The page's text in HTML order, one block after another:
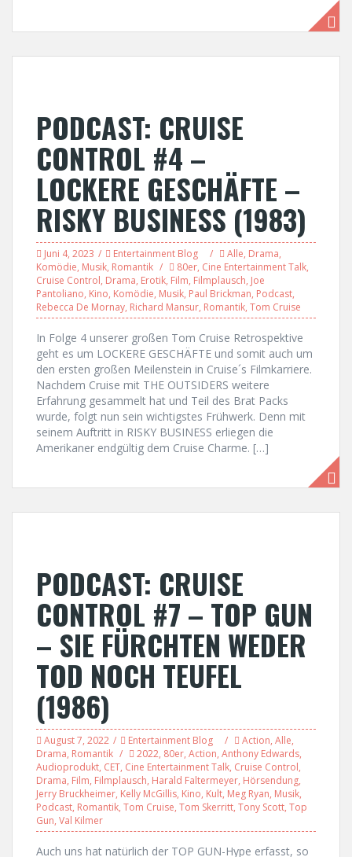
PODCAST: CRUISE
CONTROL #4 –
LOCKERE GESCHÄFTE –
RISKY BUSINESS (1983)
Juni 4, 2023 Entertainment Blog Alle, Drama,
Komödie, Musik, Romantik 80er, Cine Entertainment Talk,
Cruise Control, Drama, Erotik, Film, Filmplausch, Joe
Pantoliano, Kino, Komödie, Musik, Paul Brickman, Podcast,
Rebecca De Mornay, Richard Mansur, Romantik, Tom Cruise
In Folge 4 unserer großen Tom Cruise Retrospektive
geht es um LOCKERE GESCHÄFTE und somit auch um
den ersten großen Meilenstein in Cruise´s Filmkarriere.
Nachdem Cruise mit THE OUTSIDERS weitere
Erfahrung gesammelt hat und Teil des Brat Packs
wurde, folgt nun sein wichtigstes Frühwerk. Denn mit
seinem Auftritt in RISKY BUSINESS erliegen die
Amerikaner endgültig dem Cruise Charme. […]
PODCAST: CRUISE
CONTROL #7 – TOP GUN
– SIE FÜRCHTEN WEDER
TOD NOCH TEUFEL
(1986)
August 7, 2022 Entertainment Blog Action, Alle,
Drama, Romantik 2022, 80er, Action, Anthony Edwards,
Audioprodukt, CET, Cine Entertainment Talk, Cruise Control,
Drama, Film, Filmplausch, Harald Faltermeyer, Hörsendung,
Jerry Bruckheimer, Kelly McGillis, Kino, Kult, Meg Ryan, Musik,
Podcast, Romantik, Tom Cruise, Tom Skerritt, Tony Scott, Top
Gun, Val Kilmer
Auch uns hat natürlich der TOP GUN-Hype erfasst, so